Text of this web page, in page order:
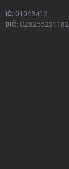
IČ: 01043412
DIČ: CZ8255231182